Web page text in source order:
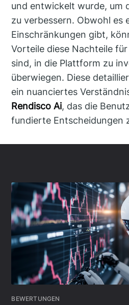
und entwickelt wurde, um
zu verbessern. Obwohl es
Einschränkungen gibt,
Vorteile diese Nachteile
sind, in die Plattform zu
überwiegen. Diese
ein nuanciertes
Rendisco Ai, das die
fundierte Entscheidungen
BEWERTUNGEN